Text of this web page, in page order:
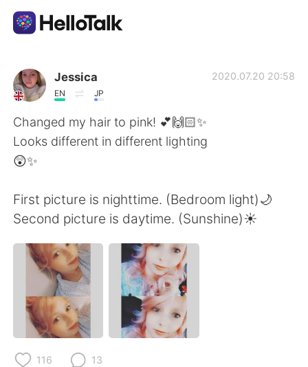
語言交換應用
AI Grammar Checker
繁體中文
English 简体中文
Español العربية
Français Deutsch
日本語 한국어
Jessica
EN JP
2020.07.20 20:58
Changed my hair to pink! 💕🙌🏻✨
Looks different in different lighting
😲✨
First picture is nighttime. (Bedroom light)🌙
Second picture is daytime. (Sunshine)☀️
116 13